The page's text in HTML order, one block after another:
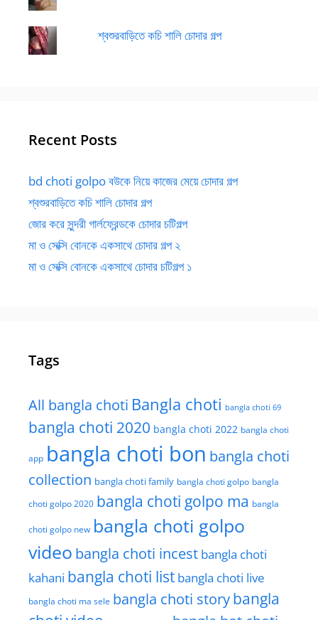
শ্বশুরবাড়িতে কচি শালি চোদার গল্প
Recent Posts
bd choti golpo বউকে নিয়ে কাজের মেয়ে চোদার গল্প
শ্বশুরবাড়িতে কচি শালি চোদার গল্প
জোর করে সুন্দরী গার্লফ্রেন্ডকে চোদার চটিগল্প
মা ও সেক্সি বোনকে একসাথে চোদার গল্প ২
মা ও সেক্সি বোনকে একসাথে চোদার চটিগল্প ১
Tags
All bangla choti Bangla choti bangla choti 69
bangla choti 2020 bangla choti 2022 bangla choti
app bangla choti bon bangla choti
collection bangla choti family bangla choti golpo bangla
choti golpo 2020 bangla choti golpo ma bangla
choti golpo new bangla choti golpo
video bangla choti incest bangla choti
kahani bangla choti list bangla choti live
bangla choti ma sele bangla choti storybangla